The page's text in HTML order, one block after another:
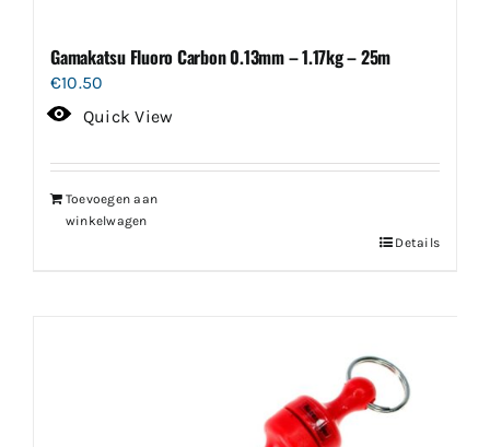
Gamakatsu Fluoro Carbon 0.13mm – 1.17kg – 25m
€10.50
Quick View
Toevoegen aan
winkelwagen
Details